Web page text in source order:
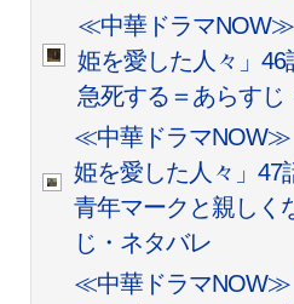
≪中華ドラマNOW≫
姫を愛した人々」
急死する＝あらすじ
≪中華ドラマNOW≫
姫を愛した人々」47
青年マークと親しく
じ・ネタバレ
≪中華ドラマNOW≫